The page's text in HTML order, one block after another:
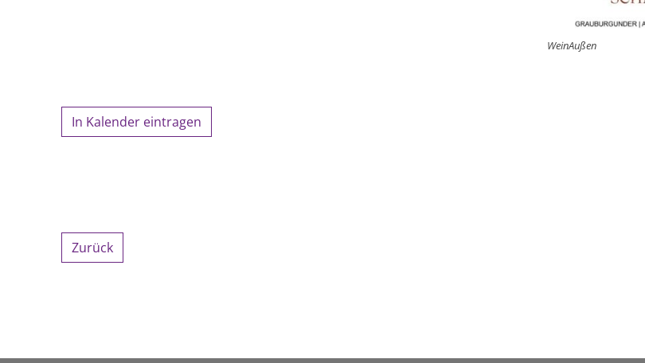
WeinAußen
In Kalender eintragen
Zurück